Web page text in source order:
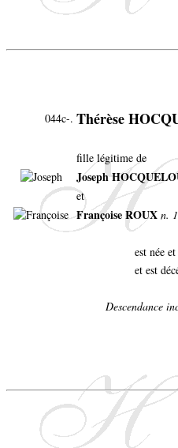
044c-. Thérèse
fille légitime de
Joseph
et
Françoise ROUX n.
est née
et est
Descendance